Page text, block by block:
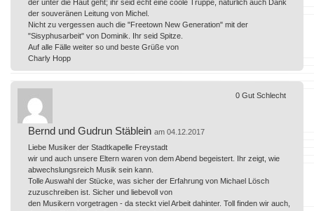
der unter die Haut geht; ihr seid echt eine coole Truppe, natürlich auch Dank
der souveränen Leitung von Michel.
Nicht zu vergessen auch die "Freetown New Generation" mit der
"Sisyphusarbeit" von Dominik. Ihr seid Spitze.
Auf alle Fälle weiter so und beste Grüße von
Charly Hopp
Bernd und Gudrun Stäblein am 04.12.2017
Liebe Musiker der Stadtkapelle Freystadt
wir und auch unsere Eltern waren von dem Abend begeistert. Ihr zeigt, wie
abwechslungsreich Musik sein kann.
Tolle Auswahl der Stücke, was sicher der Erfahrung von Michael Lösch
zuzuschreiben ist. Sicher und liebevoll von
den Musikern vorgetragen - da steckt viel Arbeit dahinter. Toll finden wir auch,
0 Gut Schlecht